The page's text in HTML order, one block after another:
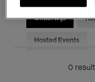
Onderwijs
Hosted Events
0